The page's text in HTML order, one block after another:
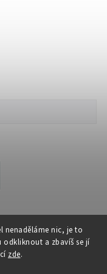
nenaděláme nic, je to
odkliknout a zbavíš se jí
zde.